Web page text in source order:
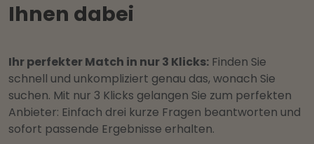
Ihnen dabei
Ihr perfekter Match in nur 3 Klicks: Finden Sie
schnell und unkompliziert genau das, wonach Sie
suchen. Mit nur 3 Klicks gelangen Sie zum perfekten
Anbieter: Einfach drei kurze Fragen beantworten und
sofort passende Ergebnisse erhalten.